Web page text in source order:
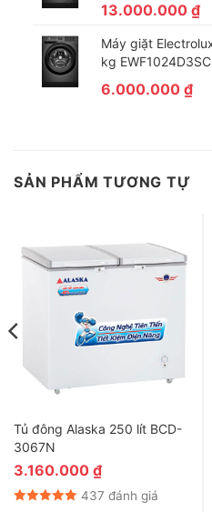
13.000.000 ₫
Máy giặt
kg EWF1024D3SC
6.000.000 ₫
SẢN PHẨM TƯƠNG TỰ
Tủ đông Alaska 250 lít BCD-
3067N
3.160.000 ₫
437 đánh giá